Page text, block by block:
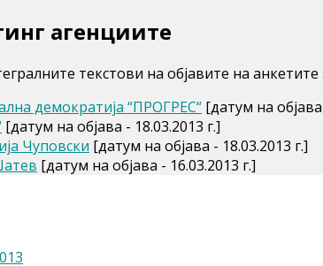
агенциите
текстови на објавите на
демократија “ПРОГРЕС“ [датум на
[датум на објава - 18.03.2013 г.]
Чуповски [датум на објава - 18.03.2013 г.]
[датум на објава - 16.03.2013 г.]